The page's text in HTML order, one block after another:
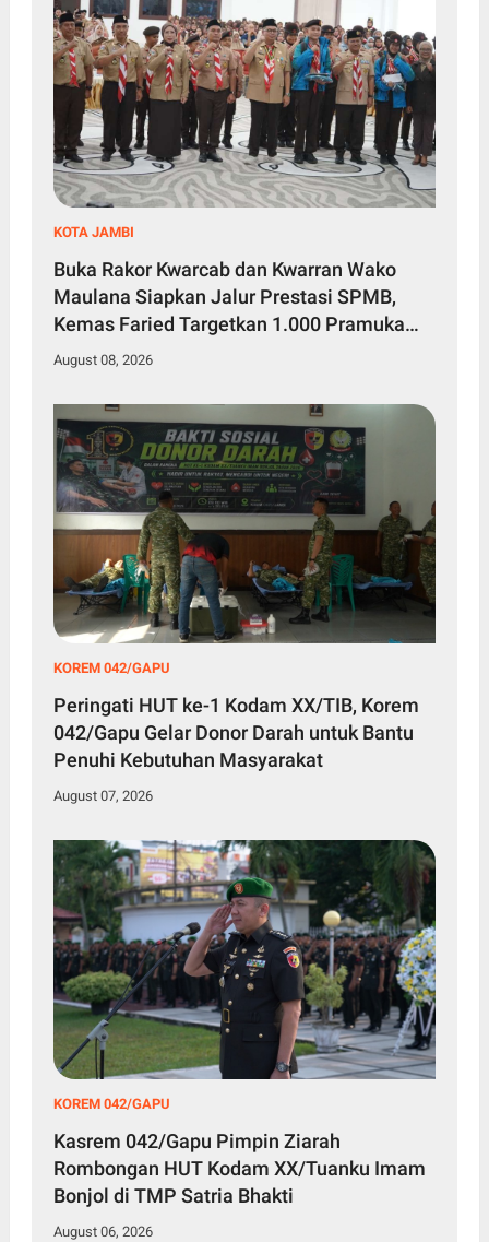
KOTA JAMBI
Buka Rakor Kwarcab dan Kwarran Wako
Maulana Siapkan Jalur Prestasi SPMB,
Kemas Faried Targetkan 1.000 Pramuka
Garuda
August 08, 2026
KOREM 042/GAPU
Peringati HUT ke-1 Kodam XX/TIB, Korem
042/Gapu Gelar Donor Darah untuk Bantu
Penuhi Kebutuhan Masyarakat
August 07, 2026
KOREM 042/GAPU
Kasrem 042/Gapu Pimpin Ziarah
Rombongan HUT Kodam XX/Tuanku Imam
Bonjol di TMP Satria Bhakti
August 06, 2026